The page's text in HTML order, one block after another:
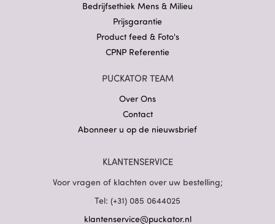
Bedrijfsethiek Mens & Milieu
Prijsgarantie
Product feed & Foto's
CPNP Referentie
PUCKATOR TEAM
Over Ons
Contact
Abonneer u op de nieuwsbrief
KLANTENSERVICE
Voor vragen of klachten over uw bestelling;
Tel: (+31) 085 0644025
klantenservice@puckator.nl